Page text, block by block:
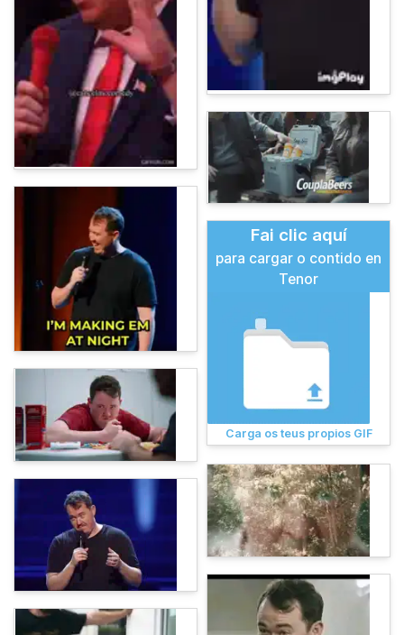
Fai clic aquí
para cargar o contido en
Tenor
Carga os teus propios GIF